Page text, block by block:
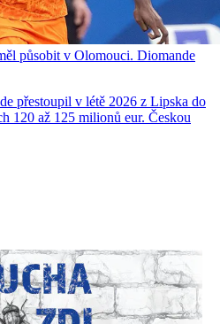
působit v Olomouci. Diomande
přestoupil v létě 2026 z Lipska do
120 až 125 milionů eur. Českou